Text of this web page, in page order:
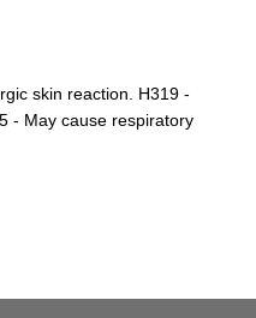
skin reaction. H319 -
- May cause respiratory